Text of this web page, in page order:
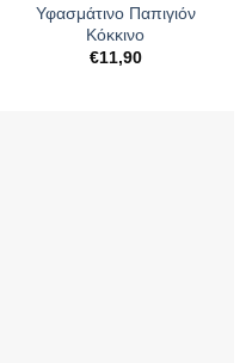
Υφασμάτινο Παπιγιόν
Κόκκινο
€11,90